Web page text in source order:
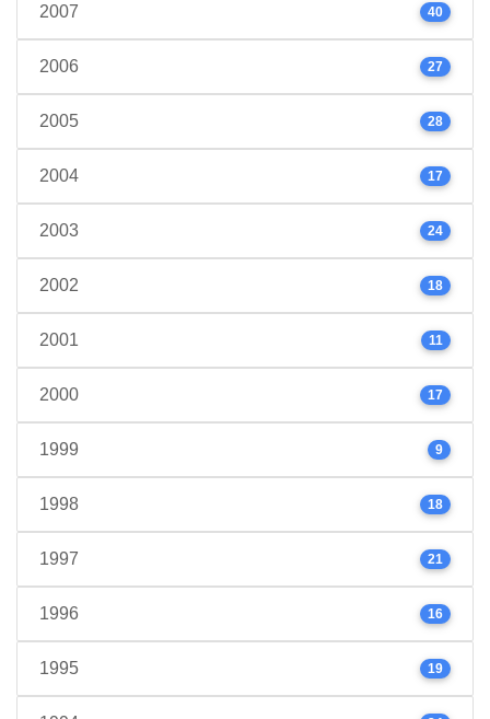
2007 40
2006 27
2005 28
2004 17
2003 24
2002 18
2001 11
2000 17
1999 9
1998 18
1997 21
1996 16
1995 19